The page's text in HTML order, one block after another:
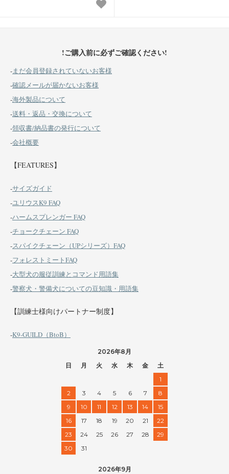
!ご購入前に必ずご確認ください!
-まだ会員登録されていないお客様
-確認メールが届かないお客様
-海外製品について
-送料・返品・交換について
-領収書/納品書の発行について
-会社概要
【FEATURES】
-サイズガイド
-ユリウスK9 FAQ
-ハームスプレンガー FAQ
-チョークチェーン FAQ
-スパイクチェーン（UPシリーズ）FAQ
-フォレストミートFAQ
-大型犬の服従訓練とコマンド用語集
-警察犬・警備犬についての豆知識・用語集
【訓練士様向けパートナー制度】
-K9-GUILD（BtoB）
2026年8月
日
月 火 水 木 金
土
1
2
3 4 5 6 7
8
9
10 11 12 13 14
15
16
17 18 19 20 21
22
23
24 25 26 27 28
29
30
31
2026年9月